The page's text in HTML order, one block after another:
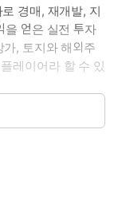
경매, 재개발, 지
을 얻은 실전 투자
, 토지와 해외주
레이어라 할 수 있
적으로 뛰어들었
장에서 남다른 수
르렀고 과감하게